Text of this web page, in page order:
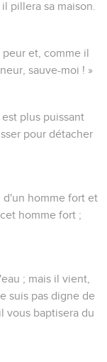
pillera sa maison.
et, comme il
sauve-moi ! »
plus puissant
pour détacher
d'un homme fort et
homme fort ;
; mais il vient,
suis pas digne de
vous baptisera du